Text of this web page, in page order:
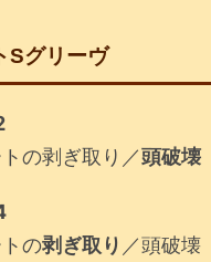
Sグリーヴ
の剥ぎ取り／頭破壊
トの剥ぎ取り ／頭破壊